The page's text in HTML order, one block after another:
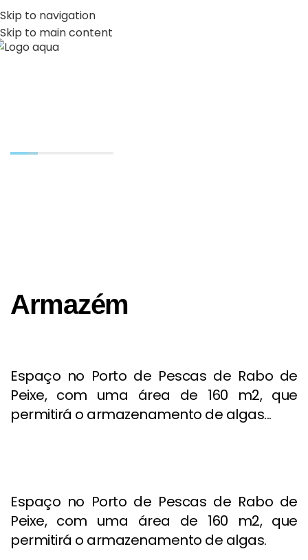
Skip to navigation
Skip to main content
PT EN
Projetos
Armazém
Espaço no Porto de Pescas de Rabo de
Peixe, com uma área de 160 m2, que
permitirá o armazenamento de algas...
Espaço no Porto de Pescas de Rabo de
Peixe, com uma área de 160 m2, que
permitirá o armazenamento de algas.